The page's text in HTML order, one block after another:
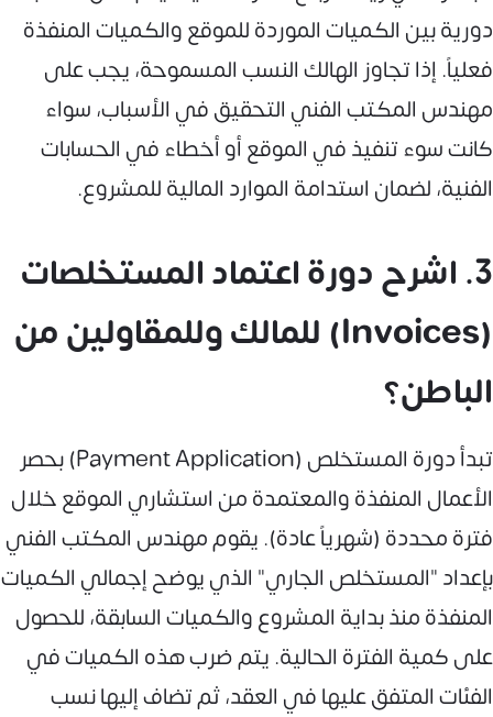
دورية بين الكميات الموردة للموقع والكميات المنفذة
فعلياً. إذا تجاوز الهالك النسب المسموحة، يجب على
مهندس المكتب الفني التحقيق في الأسباب، سواء
كانت سوء تنفيذ في الموقع أو أخطاء في الحسابات
الفنية، لضمان استدامة الموارد المالية للمشروع.
3. اشرح دورة اعتماد المستخلصات
(Invoices) للمالك وللمقاولين من
الباطن؟
تبدأ دورة المستخلص (Payment Application) بحصر
الأعمال المنفذة والمعتمدة من استشاري الموقع خلال
فترة محددة (شهرياً عادة). يقوم مهندس المكتب الفني
بإعداد "المستخلص الجاري" الذي يوضح إجمالي الكميات
المنفذة منذ بداية المشروع والكميات السابقة، للحصول
على كمية الفترة الحالية. يتم ضرب هذه الكميات في
الفئات المتفق عليها في العقد، ثم تضاف إليها نسب